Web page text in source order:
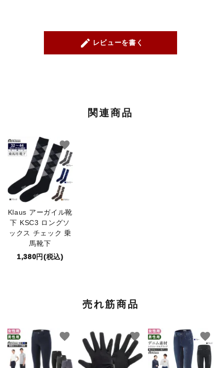
create レビューを書く
関連商品
Klaus アーガイル靴
下 KSC3 ロングソ
ックス チェック 乗
馬靴下
1,380円(税込)
favorite
売れ筋商品
favorite favorite favorite